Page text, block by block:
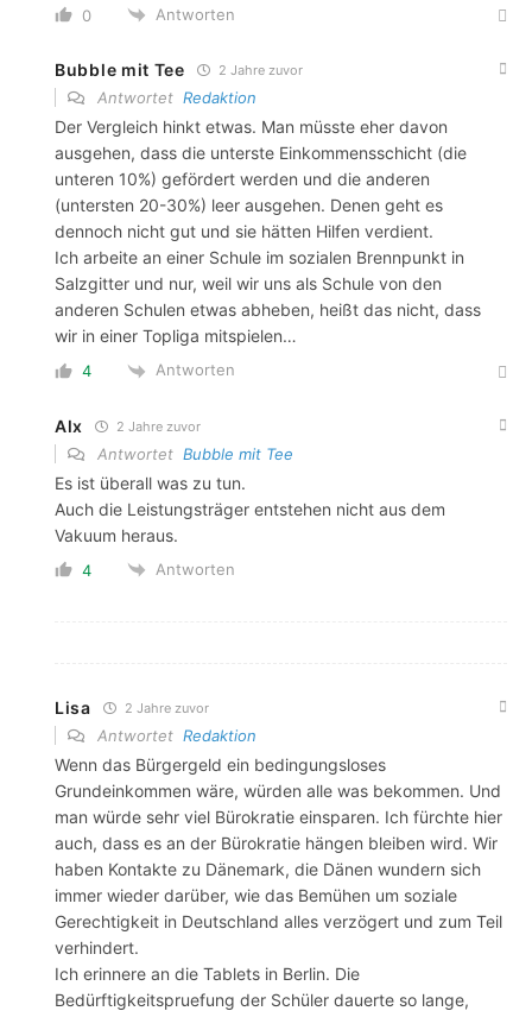
0 Antworten
Bubble mit Tee 2 Jahre zuvor
Antwortet Redaktion
Der Vergleich hinkt etwas. Man müsste eher davon
ausgehen, dass die unterste Einkommensschicht (die
unteren 10%) gefördert werden und die anderen
(untersten 20-30%) leer ausgehen. Denen geht es
dennoch nicht gut und sie hätten Hilfen verdient.
Ich arbeite an einer Schule im sozialen Brennpunkt in
Salzgitter und nur, weil wir uns als Schule von den
anderen Schulen etwas abheben, heißt das nicht, dass
wir in einer Topliga mitspielen…
4 Antworten
Alx 2 Jahre zuvor
Antwortet Bubble mit Tee
Es ist überall was zu tun.
Auch die Leistungsträger entstehen nicht aus dem
Vakuum heraus.
4 Antworten
Lisa 2 Jahre zuvor
Antwortet Redaktion
Wenn das Bürgergeld ein bedingungsloses
Grundeinkommen wäre, würden alle was bekommen. Und
man würde sehr viel Bürokratie einsparen. Ich fürchte hier
auch, dass es an der Bürokratie hängen bleiben wird. Wir
haben Kontakte zu Dänemark, die Dänen wundern sich
immer wieder darüber, wie das Bemühen um soziale
Gerechtigkeit in Deutschland alles verzögert und zum Teil
verhindert.
Ich erinnere an die Tablets in Berlin. Die
Bedürftigkeitspruefung der Schüler dauerte so lange,